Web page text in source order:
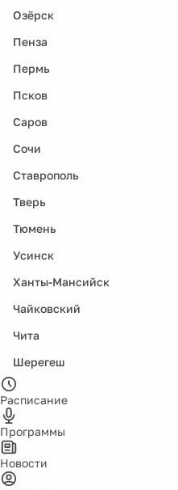
Озёрск
Пенза
Пермь
Псков
Саров
Сочи
Ставрополь
Тверь
Тюмень
Усинск
Ханты-Мансийск
Чайковский
Чита
Шерегеш
Расписание
Программы
Новости